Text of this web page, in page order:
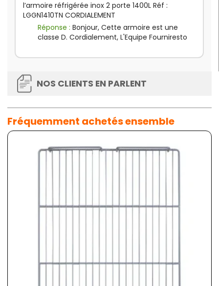
l’armoire réfrigérée inox 2 porte 1400L Réf :
LGGN1410TN CORDIALEMENT
Réponse : Bonjour, Cette armoire est une
classe D. Cordialement, L'Equipe Fourniresto
NOS CLIENTS EN PARLENT
Fréquemment achetés ensemble